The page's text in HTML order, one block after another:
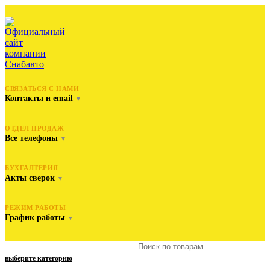
СВЯЗАТЬСЯ С НАМИ
Контакты и email ▼
ОТДЕЛ ПРОДАЖ
Все телефоны ▼
БУХГАЛТЕРИЯ
Акты сверок ▼
РЕЖИМ РАБОТЫ
График работы ▼
выберите категорию